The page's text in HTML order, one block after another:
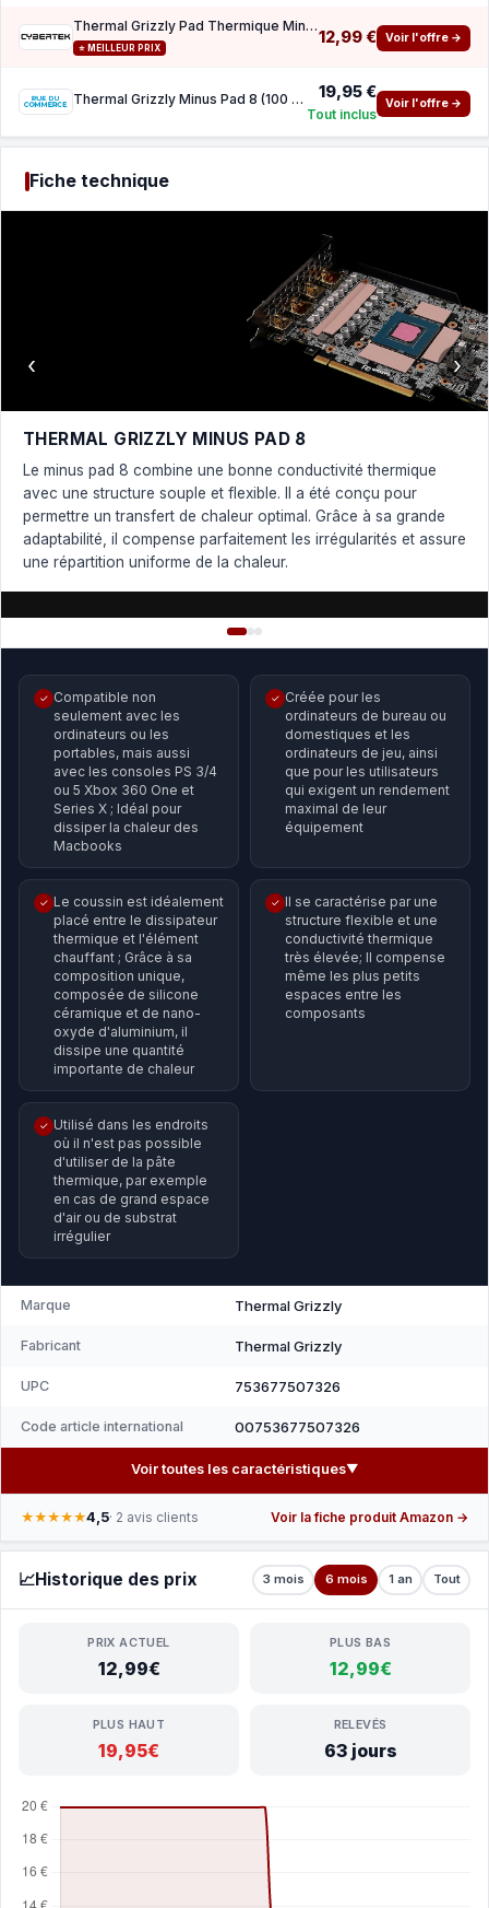
Thermal Grizzly Pad Thermique Minus Pad 8 100x100x1,0mm
⭐ MEILLEUR PRIX
12,99 € Voir l'offre →
Thermal Grizzly Minus Pad 8 (100 x 100 x 1 mm) 19,95 €
Tout inclus
Voir l'offre →
Fiche technique
THERMAL GRIZZLY MINUS PAD 8
Le minus pad 8 combine une bonne conductivité thermique
avec une structure souple et flexible. Il a été conçu pour
permettre un transfert de chaleur optimal. Grâce à sa grande
adaptabilité, il compense parfaitement les irrégularités et assure
une répartition uniforme de la chaleur.
‹ ›
✓ Compatible non
seulement avec les
ordinateurs ou les
portables, mais aussi
avec les consoles PS 3/4
ou 5 Xbox 360 One et
Series X ; Idéal pour
dissiper la chaleur des
Macbooks
✓ Créée pour les
ordinateurs de bureau ou
domestiques et les
ordinateurs de jeu, ainsi
que pour les utilisateurs
qui exigent un rendement
maximal de leur
équipement
✓ Le coussin est idéalement
placé entre le dissipateur
thermique et l'élément
chauffant ; Grâce à sa
composition unique,
composée de silicone
céramique et de nano-
oxyde d'aluminium, il
dissipe une quantité
importante de chaleur
✓ Il se caractérise par une
structure flexible et une
conductivité thermique
très élevée; Il compense
même les plus petits
espaces entre les
composants
✓ Utilisé dans les endroits
où il n'est pas possible
d'utiliser de la pâte
thermique, par exemple
en cas de grand espace
d'air ou de substrat
irrégulier
Marque Thermal Grizzly
Fabricant Thermal Grizzly
UPC 753677507326
Code article international 00753677507326
Voir toutes les caractéristiques▼
★★★★★4,5· 2 avis clients Voir la fiche produit Amazon →
📈Historique des prix 3 mois 6 mois 1 an Tout
PRIX ACTUEL
12,99€
PLUS BAS
12,99€
PLUS HAUT
19,95€
RELEVÉS
63 jours